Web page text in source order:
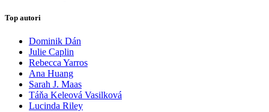
Top autori
Dominik Dán
Julie Caplin
Rebecca Yarros
Ana Huang
Sarah J. Maas
Táňa Keleová Vasilková
Lucinda Riley